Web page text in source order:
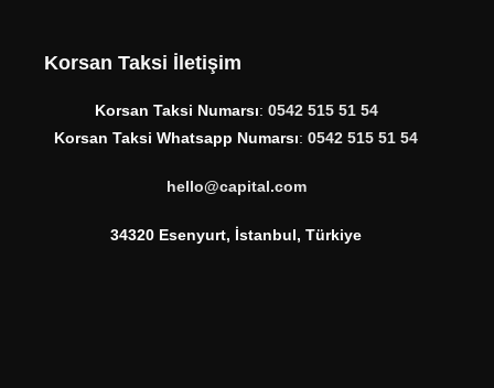
Korsan Taksi İletişim
Korsan Taksi Numarsı: 0542 515 51 54
Korsan Taksi Whatsapp Numarsı: 0542 515 51 54
hello@capital.com
34320 Esenyurt, İstanbul, Türkiye